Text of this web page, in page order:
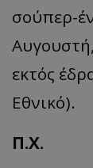
σούπερ-
εκτός
Εθνικό).
Π.Χ.